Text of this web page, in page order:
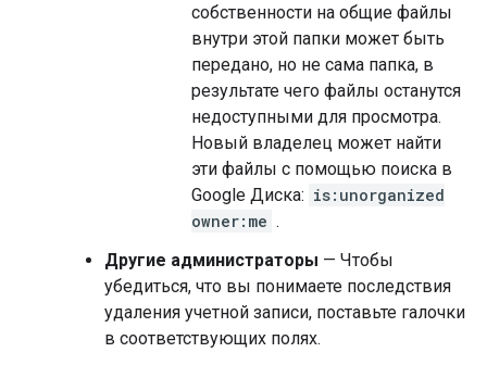
собственности на общие файлы
внутри этой папки может быть
передано, но не сама папка, в
результате чего файлы останутся
недоступными для просмотра.
Новый владелец может найти
эти файлы с помощью поиска в
Google Диска: is:unorganized
owner:me .
Другие администраторы — Чтобы
убедиться, что вы понимаете последствия
удаления учетной записи, поставьте галочки
в соответствующих полях.